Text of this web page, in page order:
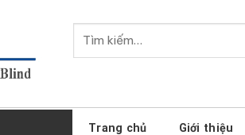
Tìm
kiếm:
Trang chủ Giới thiệu